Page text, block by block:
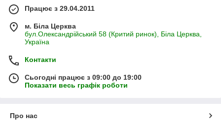
Працює з 29.04.2011
м. Біла Церква
бул.Олександрійський 58 (Критий ринок), Біла Церква,
Україна
Контакти
Сьогодні працює з 09:00 до 19:00
Показати весь графік роботи
Про нас